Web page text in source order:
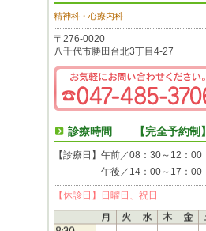
精神科・心療内科
〒276-0020
八千代市勝田台北3丁目4-27
診療時間 【完全予約制】
【診療日】午前／08：30～12：00
午後／14：00～17：00
【休診日】日曜日、祝日